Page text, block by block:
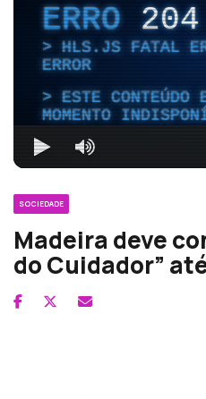
ERRO204
HLS.JS FATAL
ERROR
ESTE CONTEÚDO
MOMENTO
SOCIEDADE
Madeira deve
do Cuidador”